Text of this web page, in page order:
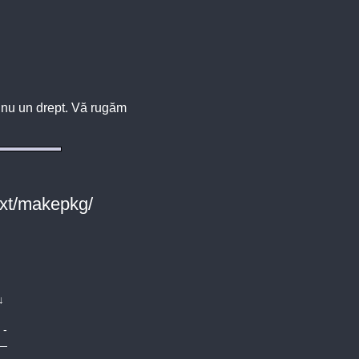
un drept. Vă rugăm
makepkg/
↓
-